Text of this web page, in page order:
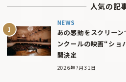
人気の記
NEWS
あの感動をスクリー
ンクールの映画“ショ
開決定
2026年7月31日